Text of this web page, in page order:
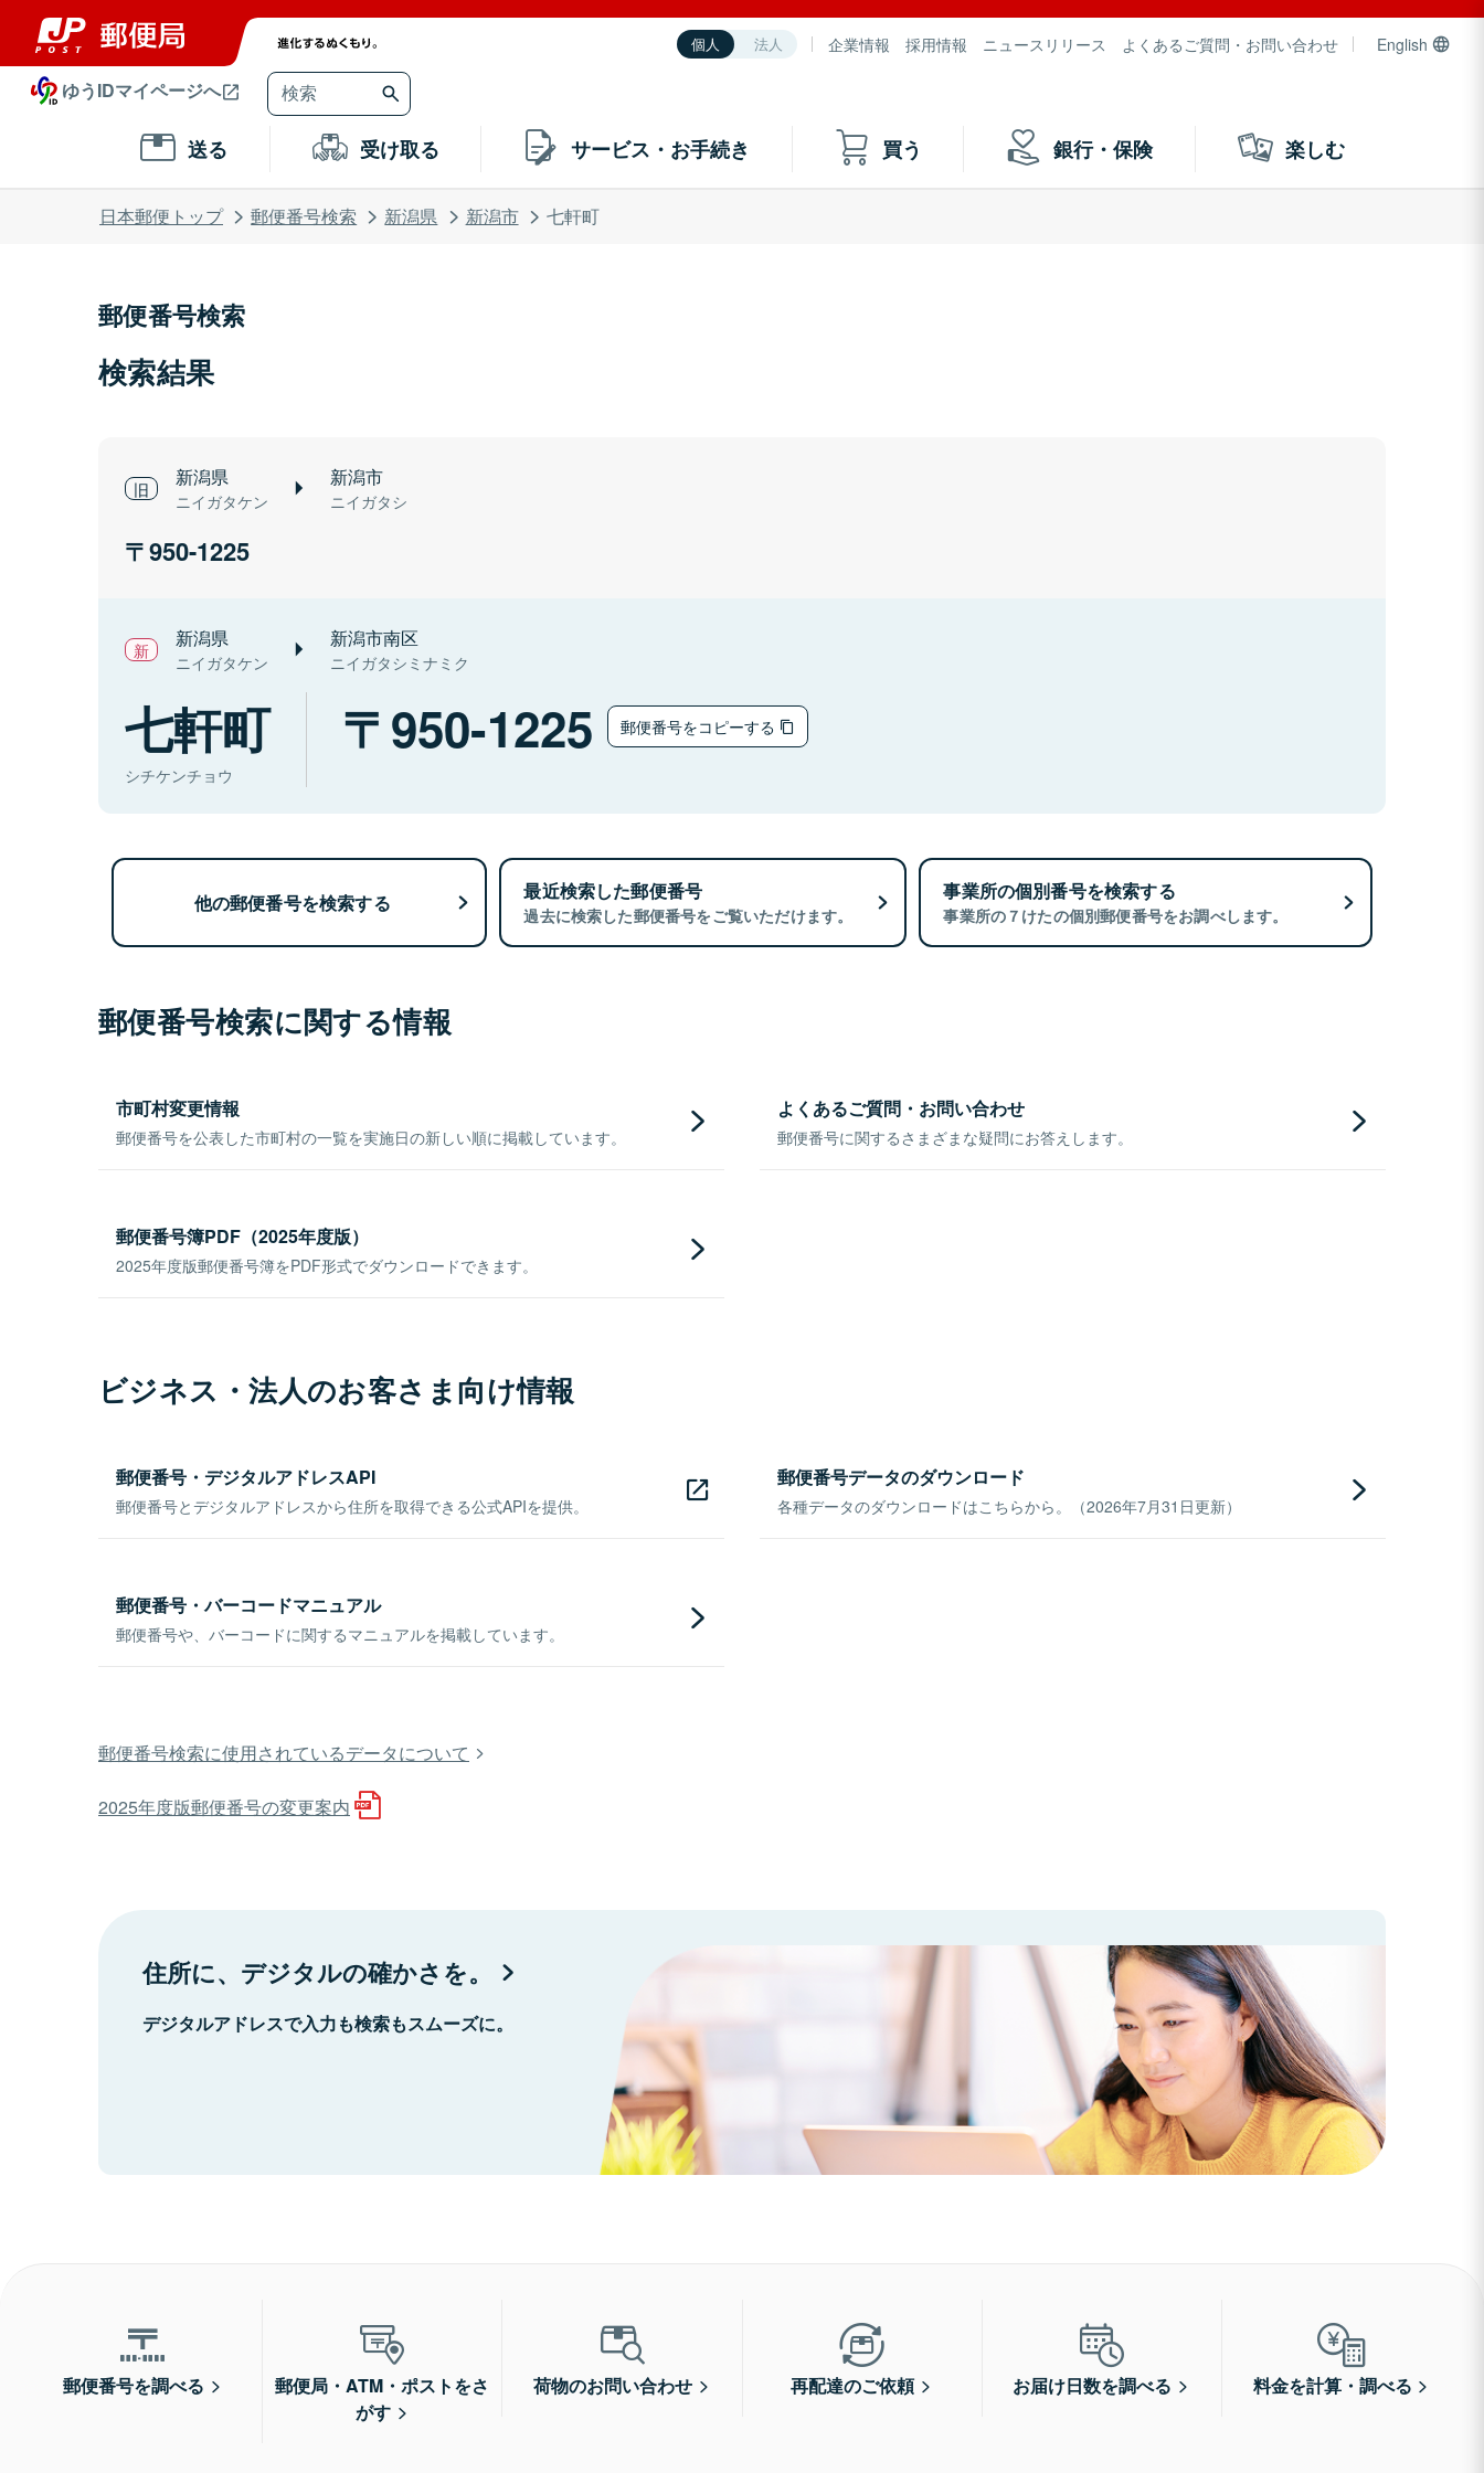
個人 法人 企業情報 採用情報 ニュースリリース よくあるご質問・お問い合わせ English
ゆうIDマイページへ
送る 受け取る サービス・お手続き 買う 銀行・保険 楽しむ
日本郵便トップ 郵便番号検索 新潟県 新潟市 七軒町
郵便番号検索
検索結果
新潟県
ニイガタケン
新潟市
ニイガタシ
950-1225
新潟県
ニイガタケン
新潟市南区
ニイガタシミナミク
七軒町
シチケンチョウ
950-1225 郵便番号をコピーする
他の郵便番号を検索する 最近検索した郵便番号
過去に検索した郵便番号をご覧いただけます。
事業所の個別番号を検索する
事業所の７けたの個別郵便番号をお調べします。
郵便番号検索に関する情報
市町村変更情報
郵便番号を公表した市町村の一覧を実施日の新しい順に掲載しています。
よくあるご質問・お問い合わせ
郵便番号に関するさまざまな疑問にお答えします。
郵便番号簿PDF（2025年度版）
2025年度版郵便番号簿をPDF形式でダウンロードできます。
ビジネス・法人のお客さま向け情報
郵便番号・デジタルアドレスAPI
郵便番号とデジタルアドレスから住所を取得できる公式APIを提供。
郵便番号データのダウンロード
各種データのダウンロードはこちらから。（2026年7月31日更新）
郵便番号・バーコードマニュアル
郵便番号や、バーコードに関するマニュアルを掲載しています。
郵便番号検索に使用されているデータについて
2025年度版郵便番号の変更案内
住所に、デジタルの確かさを。
デジタルアドレスで入力も検索もスムーズに。
郵便番号を調べる
郵便局・ATM・ポストをさ
がす
荷物のお問い合わせ 再配達のご依頼 お届け日数を調べる 料金を計算・調べる